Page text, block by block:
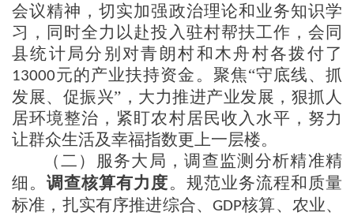
会议精神，切实加强政治理论和业务知识学
习 ， 同时全力以赴投入驻村帮扶工作， 会同
县统计局分别对青朗村和 木舟村各拨付了
13000元的产业扶持资金。 聚焦“守底线、抓
发展、促振兴”，大力推进产业发展， 狠抓人
居环境整治，紧盯农村居民收入 水平 ，努力
让群众生活及幸福指数更上一层楼。
（二） 服务大局，调查监测分析精准精
细 。调查核算有力度。规范业务流程和质量
标准， 扎实有序推进综合、 GDP核算、农业、